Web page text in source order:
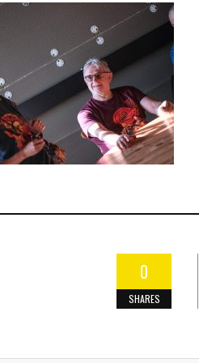
0
SHARES